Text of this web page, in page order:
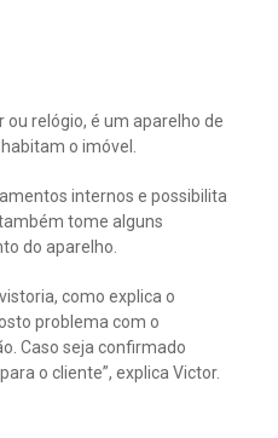
relógio, é um aparelho de
o imóvel.
internos e possibilita
tome alguns
do aparelho.
como explica o
problema com o
Caso seja confirmado
o cliente”, explica Victor.